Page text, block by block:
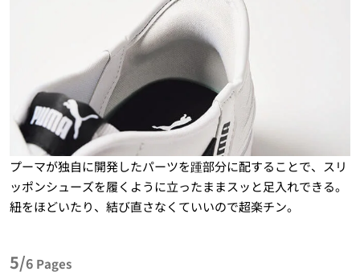
プーマが独自に開発したパーツを踵部分に配することで、スリ
ッポンシューズを履くように立ったままスッと足入れできる。
紐をほどいたり、結び直さなくていいので超楽チン。
5/6 Pages